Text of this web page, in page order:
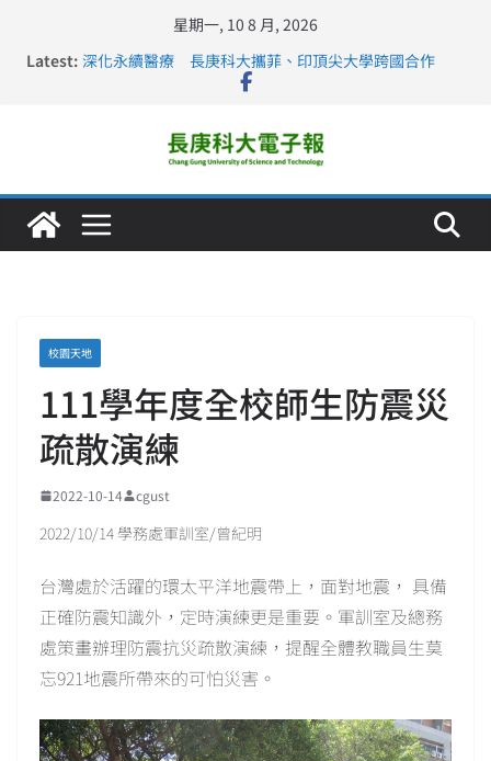
星期一, 10 8 月, 2026
Latest: 深化永續醫療 長庚科大攜菲、印頂尖大學跨國合作
長庚科大訪凱瑟醫療集團、美容學校收穫豐
仁德醫專與長庚科大締結策略聯盟 培育護理尖兵
長庚科大連四年穩居《遠見》醫學大學第5名 辦學實力再
校園天地
111學年度全校師生防震災
疏散演練
2022-10-14 cgust
2022/10/14 學務處軍訓室/曾紀明
台灣處於活躍的環太平洋地震帶上，面對地震， 具備
正確防震知識外，定時演練更是重要。軍訓室及總務
處策畫辦理防震抗災疏散演練，提醒全體教職員生莫
忘921地震所帶來的可怕災害。